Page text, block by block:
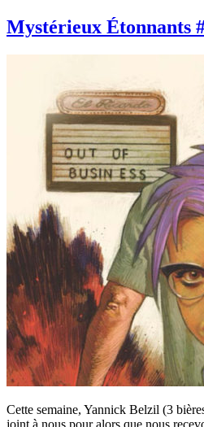
Mystérieux Étonnants
Cette semaine, Yannick Belzil (3
joint à nous pour alors que nous